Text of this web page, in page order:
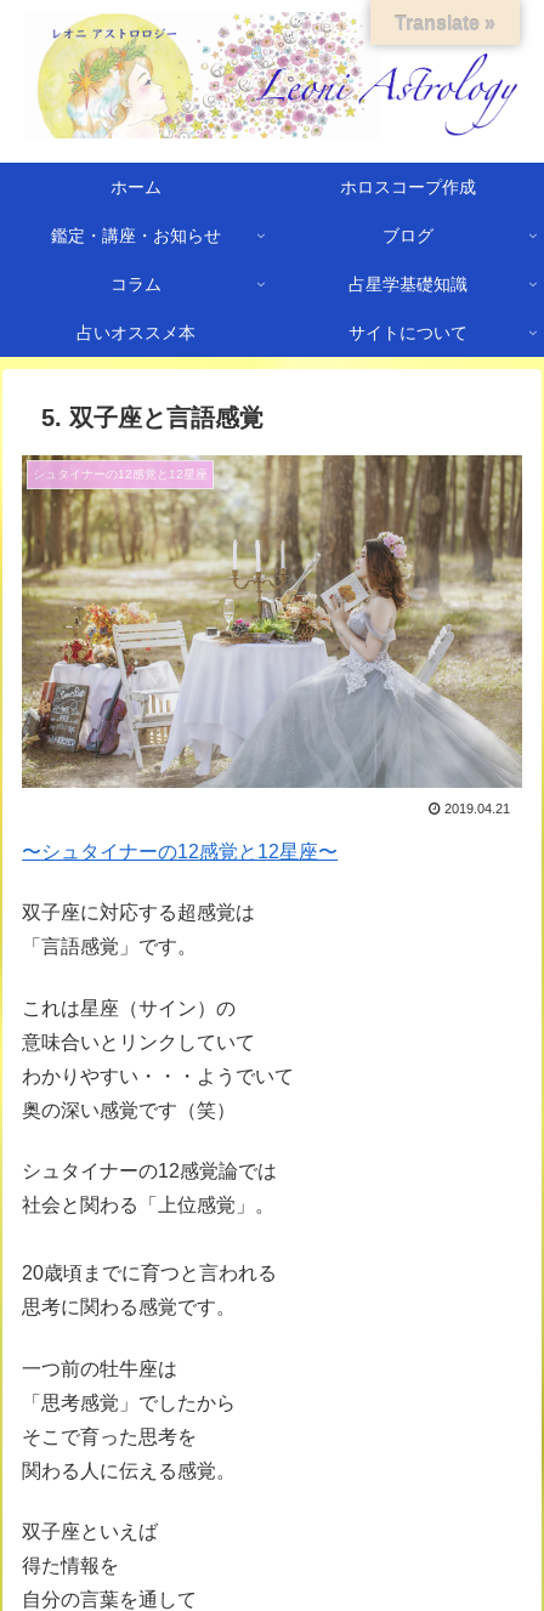
ホーム ホロスコープ作成
鑑定・講座・お知らせ ブログ
コラム 占星学基礎知識
占いオススメ本 サイトについて
5. 双子座と言語感覚
シュタイナーの12感覚と12星座
2019.04.21
〜シュタイナーの12感覚と12星座〜
双子座に対応する超感覚は
「言語感覚」です。
これは星座（サイン）の
意味合いとリンクしていて
わかりやすい・・・ようでいて
奥の深い感覚です（笑）
シュタイナーの12感覚論では
社会と関わる「上位感覚」。
20歳頃までに育つと言われる
思考に関わる感覚です。
一つ前の牡牛座は
「思考感覚」でしたから
そこで育った思考を
関わる人に伝える感覚。
双子座といえば
得た情報を
自分の言葉を通して
Translate »